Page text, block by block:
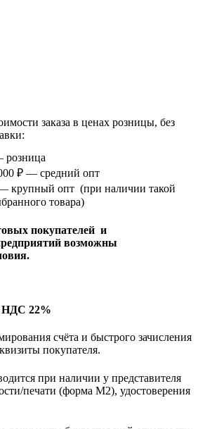
заказа в ценах розницы, без
розница
₽ — средний опт
крупный опт (при наличии такой
товара)
покупателей и
возможны
НДС 22%
счёта и быстрого зачисления
покупателя.
при наличии у представителя
печати (форма M2), удостоверения